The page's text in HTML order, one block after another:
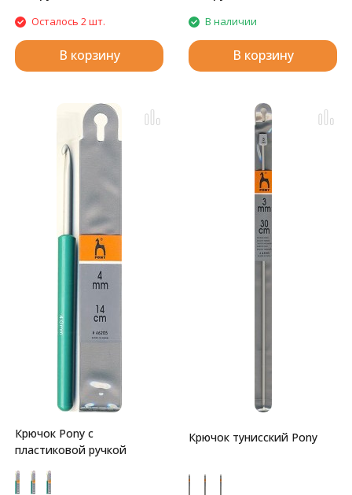
Осталось 2 шт.
В корзину
В наличии
В корзину
Крючок Pony с
пластиковой ручкой
Крючок тунисский Pony